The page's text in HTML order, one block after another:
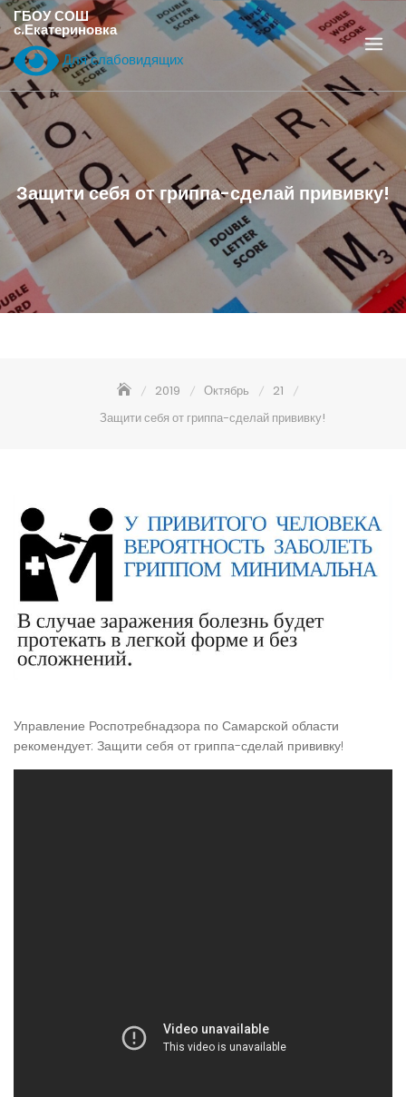
Перейти
к
содержанию
ГБОУ СОШ
с.Екатериновка
Для слабовидящих
Защити себя от гриппа-сделай прививку!
2019 Октябрь
21
Защити себя от гриппа-сделай прививку!
Управление Роспотребнадзора по Самарской области
рекомендует: Защити себя от гриппа-сделай прививку!